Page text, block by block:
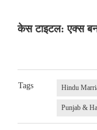
केस टाइटल: एक्स
Tags Hindu
Punjab &